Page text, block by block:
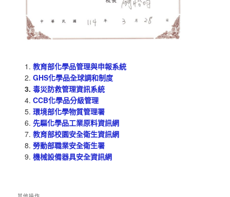
教育部化學品管理與申報系統
GHS化學品全球調和制度
毒災防救管理資訊系統
CCB化學品分級管理
環境部化學物質管理署
先驅化學品工業原料資訊網
教育部校園安全衛生資訊網
勞動部職業安全衛生署
機械設備器具安全資訊網